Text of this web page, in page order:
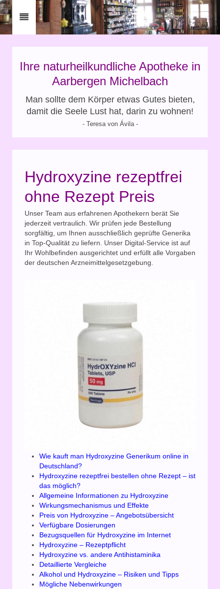
Ihre naturheilkundliche Apotheke in
Aarbergen Michelbach
Man sollte dem Körper etwas Gutes bieten,
damit die Seele Lust hat, darin zu wohnen!
- Teresa von Ávila -
Hydroxyzine rezeptfrei
ohne Rezept Preis
Unser Team aus erfahrenen Apothekern berät Sie
jederzeit vertraulich. Wir prüfen jede Bestellung
sorgfältig, um Ihnen ausschließlich geprüfte Generika
in Top-Qualität zu liefern. Unser Digital-Service ist auf
Ihr Wohlbefinden ausgerichtet und erfüllt alle Vorgaben
der deutschen Arzneimittelgesetzgebung.
Wie kauft man Hydroxyzine Generikum online in
Deutschland?
Hydroxyzine rezeptfrei bestellen ohne Rezept – ist
das möglich?
Allgemeine Informationen zu Hydroxyzine
Wirkungsmechanismus und Effekte
Preis von Hydroxyzine – Angebotsübersicht
Verfügbare Dosierungen
Bezugsquellen für Hydroxyzine im Internet
Hydroxyzine – Rezeptpflicht
Hydroxyzine vs. andere Antihistaminika
Detaillierte Vergleiche
Alkohol und Hydroxyzine – Risiken und Tipps
Mögliche Nebenwirkungen